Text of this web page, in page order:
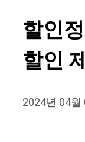
할인
할인
2024년 04월